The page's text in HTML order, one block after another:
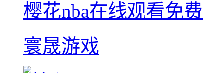
樱花nba在线观看免费
寰晟游戏